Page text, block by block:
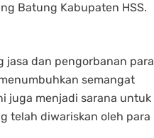
Batung Kabupaten HSS.
jasa dan pengorbanan para
semangat
juga menjadi sarana untuk
telah diwariskan oleh para